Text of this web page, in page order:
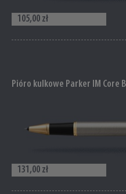
105,00 zł
Pióro kulkowe Parker IM Core
131,00 zł